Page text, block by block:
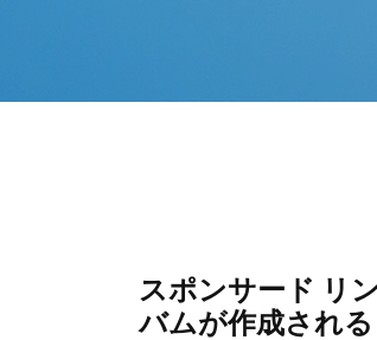
スポンサード リ
バムが作成され